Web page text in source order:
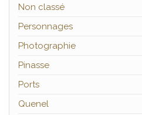
Non classé
Personnages
Photographie
Pinasse
Ports
Quenel